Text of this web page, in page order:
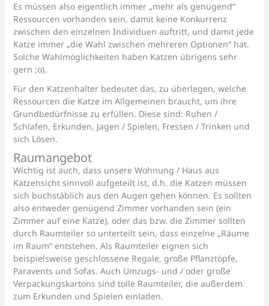
Es müssen also eigentlich immer „mehr als genügend“
Ressourcen vorhanden sein, damit keine Konkurrenz
zwischen den einzelnen Individuen auftritt, und damit jede
Katze immer „die Wahl zwischen mehreren Optionen“ hat.
Solche Wahlmöglichkeiten haben Katzen übrigens sehr
gern ;o).
Für den Katzenhalter bedeutet das, zu überlegen, welche
Ressourcen die Katze im Allgemeinen braucht, um ihre
Grundbedürfnisse zu erfüllen. Diese sind: Ruhen /
Schlafen, Erkunden, Jagen / Spielen, Fressen / Trinken und
sich Lösen.
Raumangebot
Wichtig ist auch, dass unsere Wohnung / Haus aus
Katzensicht sinnvoll aufgeteilt ist, d.h. die Katzen müssen
sich buchstäblich aus den Augen gehen können. Es sollten
also entweder genügend Zimmer vorhanden sein (ein
Zimmer auf eine Katze), oder das bzw. die Zimmer sollten
durch Raumteiler so unterteilt sein, dass einzelne „Räume
im Raum“ entstehen. Als Raumteiler eignen sich
beispielsweise geschlossene Regale, große Pflanztöpfe,
Paravents und Sofas. Auch Umzugs- und / oder große
Verpackungskartons sind tolle Raumteiler, die außerdem
zum Erkunden und Spielen einladen.